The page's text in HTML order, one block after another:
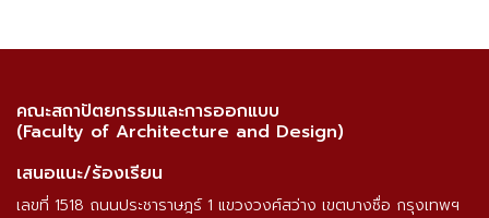
คณะสถาปัตยกรรมและการออกแบบ
(Faculty of Architecture and Design)
เสนอแนะ/ร้องเรียน
เลขที่ 1518 ถนนประชาราษฎร์ 1 แขวงวงศ์สว่าง เขตบางซื่อ กรุงเทพฯ